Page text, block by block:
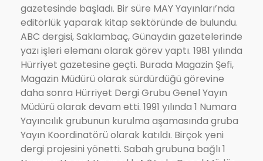
gazetesinde başladı. Bir süre MAY Yayınları’nda
editörlük yaparak kitap sektöründe de bulundu.
ABC dergisi, Saklambaç, Günaydın gazetelerinde
yazı işleri elemanı olarak görev yaptı. 1981 yılında
Hürriyet gazetesine geçti. Burada Magazin Şefi,
Magazin Müdürü olarak sürdürdüğü görevine
daha sonra Hürriyet Dergi Grubu Genel Yayın
Müdürü olarak devam etti. 1991 yılında 1 Numara
Yayıncılık grubunun kurulma aşamasında gruba
Yayın Koordinatörü olarak katıldı. Birçok yeni
dergi projesini yönetti. Sabah grubuna bağlı 1